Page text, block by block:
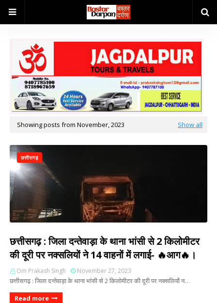
Showing posts from November, 2023 Show all
छत्तीसगढ़
छत्तीसगढ़ : जिला दन्तेवाड़ा के थाना भांसी से 2 किलोमीटर
की दूरी पर नक्सलियों ने 14 वाहनों में लगाई- 🔥आग🔥।
Om Prakash Singh November 27, 2023
छत्तीसगढ़ : जिला दन्तेवाड़ा के थाना भांसी से 2 किलोमीटर की दूरी पर नक्सलियों न…
Read more